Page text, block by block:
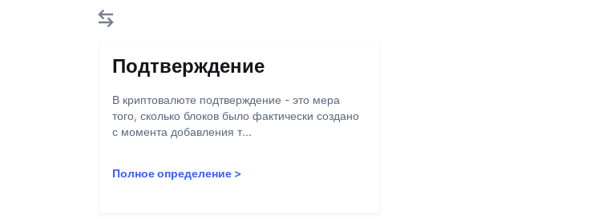
Подтверждение
В криптовалюте подтверждение - это мера
того, сколько блоков было фактически создано
с момента добавления т...
Полное определение >